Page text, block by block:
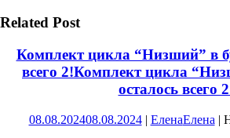
Related Post
Комплект цикла “Низший” в
всего 2!Комплект цикла
осталось всего
08.08.202408.08.2024 | ЕленаЕлена |